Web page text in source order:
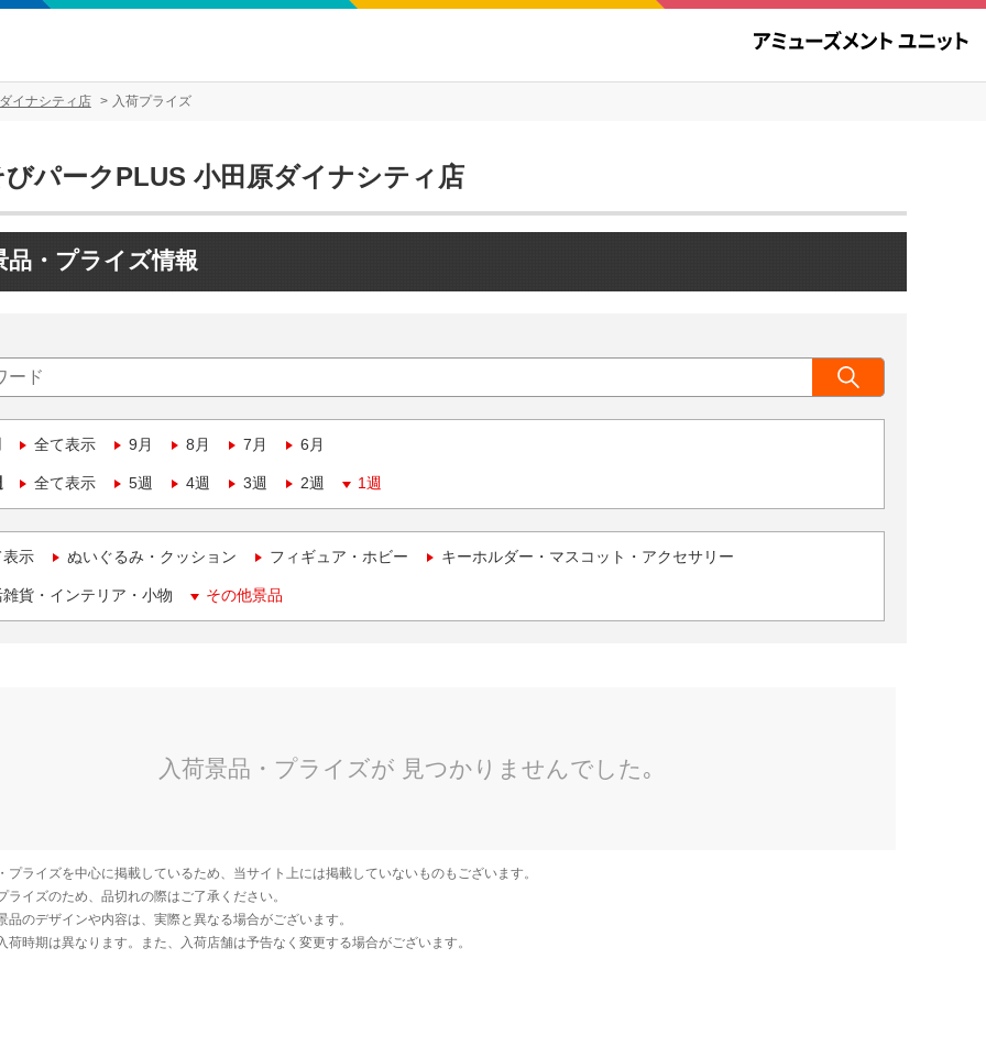
イナシティ店 入荷プライズ
パークPLUS 小田原ダイナシティ店
品・プライズ情報
全て表示 9月 8月 7月 6月
全て表示 5週 4週 3週 2週 1週
表示 ぬいぐるみ・クッション フィギュア・ホビー キーホルダー・マスコット・アクセサリー
貨・インテリア・小物 その他景品